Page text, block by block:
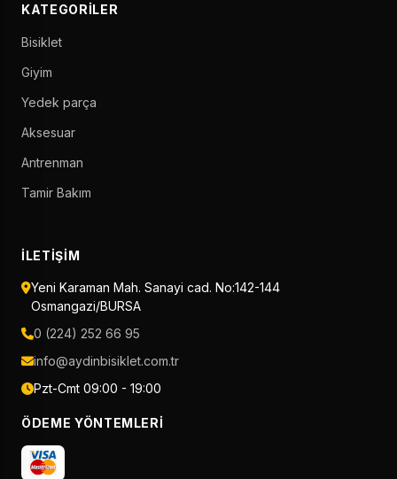
KATEGORILER
Bisiklet
Giyim
Yedek parça
Aksesuar
Antrenman
Tamir Bakım
İLETIŞIM
Yeni Karaman Mah. Sanayi cad. No:142-144
Osmangazi/BURSA
0 (224) 252 66 95
info@aydinbisiklet.com.tr
Pzt-Cmt 09:00 - 19:00
ÖDEME YÖNTEMLERI